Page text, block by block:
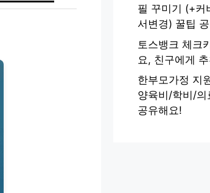
필 꾸미기 (+커
서변경) 꿀팁
토스뱅크 체크
요, 친구에게
한부모가정 지
양육비/학비/의
공유해요!